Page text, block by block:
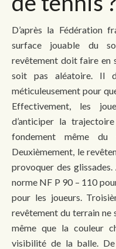
D’après la Fédération
surface jouable du
revêtement doit faire en
soit pas aléatoire. Il
méticuleusement pour
Effectivement, les
d’anticiper la
fondement même
Deuxièmement, le
provoquer des
norme NF P 90 – 110
pour les joueurs.
revêtement du terrain ne
même que la couleur
visibilité de la balle.